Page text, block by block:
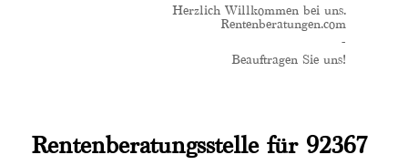
Herzlich Willkommen bei uns.
Rentenberatungen.com
-
Beauftragen Sie uns!
Rentenberatungsstelle für 92367